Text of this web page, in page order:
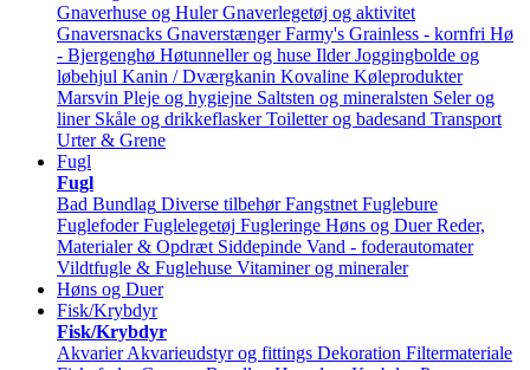
Gnaverhuse og Huler Gnaverlegetøj og aktivitet
Gnaversnacks Gnaverstænger Farmy's Grainless - kornfri Hø
- Bjergenghø Høtunneller og huse Ilder Joggingbolde og
løbehjul Kanin / Dværgkanin Kovaline Køleprodukter
Marsvin Pleje og hygiejne Saltsten og mineralsten Seler og
liner Skåle og drikkeflasker Toiletter og badesand Transport
Urter & Grene
Fugl
Fugl
Bad Bundlag Diverse tilbehør Fangstnet Fuglebure
Fuglefoder Fuglelegetøj Fugleringe Høns og Duer Reder,
Materialer & Opdræt Siddepinde Vand - foderautomater
Vildtfugle & Fuglehuse Vitaminer og mineraler
Høns og Duer
Fisk/Krybdyr
Fisk/Krybdyr
Akvarier Akvarieudstyr og fittings Dekoration Filtermateriale